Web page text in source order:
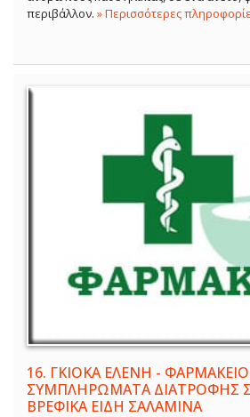
περιβάλλον. » Περισσότερες
16. ΓΚΙΟΚΑ ΕΛΕΝΗ -
ΣΥΜΠΛΗΡΩΜΑΤΑ ΔΙΑΤΡΟΦΗΣ
ΒΡΕΦΙΚΑ ΕΙΔΗ ΣΑΛΑΜΙΝΑ